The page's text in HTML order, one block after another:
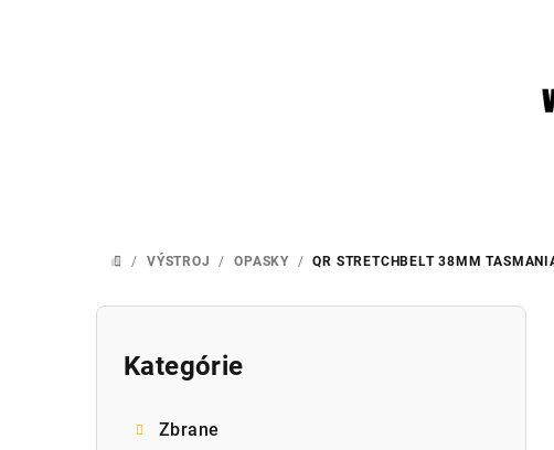
DOMOV
/ VÝSTROJ / OPASKY / QR STRETCHBELT 38MM
B
Preskočiť
Kategórie
Zbrane